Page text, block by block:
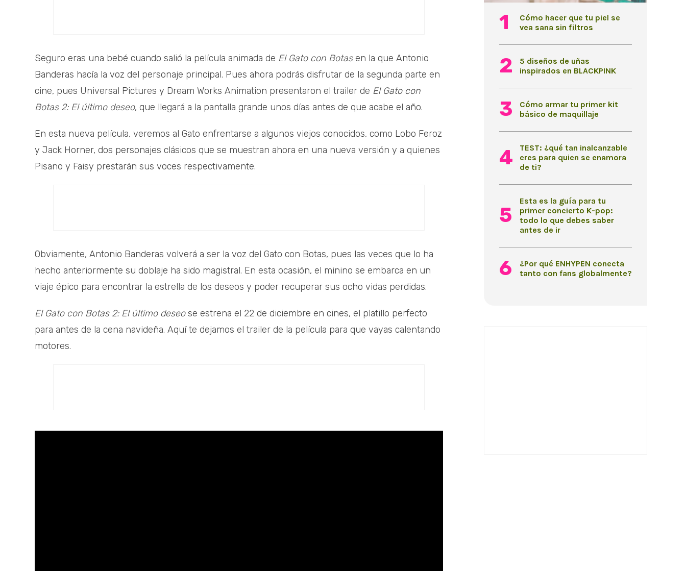
Seguro eras una bebé cuando salió la película animada de El Gato con Botasen la que Antonio
Banderas hacía la voz del personaje principal. Pues ahora podrás disfrutar de la segunda parte en
cine, pues Universal Pictures y Dream Works Animation presentaron el trailer de El Gato con
Botas 2: El último deseo, que llegará a la pantalla grande unos días antes de que acabe el año.
En esta nueva película, veremos al Gato enfrentarse a algunos viejos conocidos, como Lobo Feroz
y Jack Horner, dos personajes clásicos que se muestran ahora en una nueva versión y a quienes
Pisano y Faisy prestarán sus voces respectivamente.
Obviamente, Antonio Banderas volverá a ser la voz del Gato con Botas, pues las veces que lo ha
hecho anteriormente su doblaje ha sido magistral. En esta ocasión, el minino se embarca en un
viaje épico para encontrar la estrella de los deseos y poder recuperar sus ocho vidas perdidas.
El Gato con Botas 2: El último deseose estrena el 22 de diciembre en cines, el platillo perfecto
para antes de la cena navideña. Aquí te dejamos el trailer de la película para que vayas calentando
motores.
Cómo hacer que tu piel se
vea sana sin filtros
5 diseños de uñas
inspirados en BLACKPINK
Cómo armar tu primer kit
básico de maquillaje
TEST: ¿qué tan inalcanzable
eres para quien se enamora
de ti?
Esta es la guía para tu
primer concierto K-pop:
todo lo que debes saber
antes de ir
¿Por qué ENHYPEN conecta
tanto con fans globalmente?